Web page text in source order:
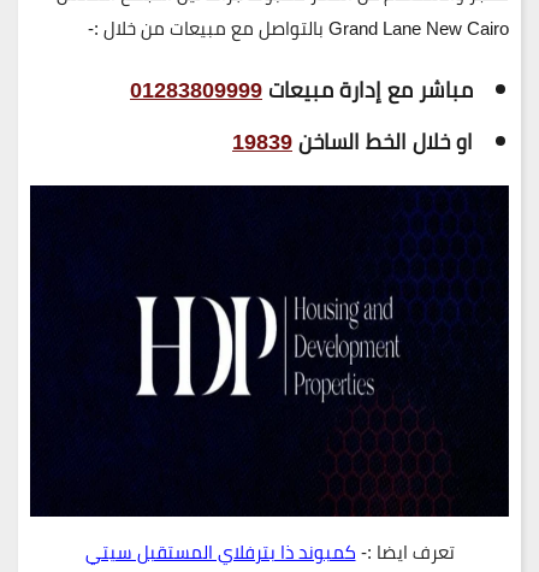
Grand Lane New Cairo بالتواصل مع مبيعات من خلال :-
مباشر مع إدارة مبيعات01283809999
او خلال الخط الساخن19839
تعرف ايضا :-كمبوند ذا بترفلاي المستقبل سيتي